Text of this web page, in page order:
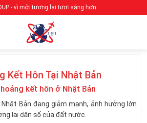
- vì một tương lai tươi sáng hơn
Kết Hôn Tại Nhật Bản
kết hôn ở Nhật Bản
Bản đang giảm mạnh, ảnh hưởng lớn
lai dân số của đất nước.